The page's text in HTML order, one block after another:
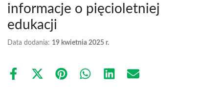
informacje o pięcioletniej
edukacji
Data dodania: 19 kwietnia 2025 r.
Share
Share Share Share Share Share